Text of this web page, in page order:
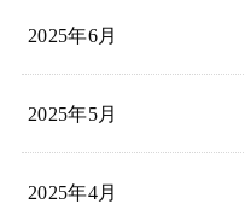
2025年6月
2025年5月
2025年4月